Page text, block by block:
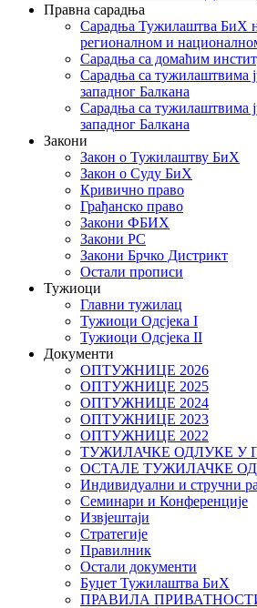
Правна сарадња
Сарадња Тужилаштва БиХ
регионалном и
Сарадња са домаћим
Сарадња са тужилаштвима
западног Балкана
Сарадња са тужилаштвима
западног Балкана
Закони
Закон о Тужилаштву БиХ
Закон о Суду БиХ
Кривично право
Грађанско право
Закони ФБИХ
Закони РС
Закони Брчко Дистрикт
Остали прописи
Тужиоци
Главни тужилац
Тужиоци Oдсјекa I
Тужиоци Oдсјекa II
Документи
ОПТУЖНИЦЕ 2026
ОПТУЖНИЦЕ 2025
ОПТУЖНИЦЕ 2024
ОПТУЖНИЦЕ 2023
ОПТУЖНИЦЕ 2022
ТУЖИЛАЧКЕ ОДЛУКЕ У
ОСТАЛЕ ТУЖИЛАЧКЕ
Индивидуални и стручни
Семинари и Конференције
Извјештаји
Стратегије
Правилник
Остали документи
Буџет Тужилаштва БиХ
ПРАВИЛА